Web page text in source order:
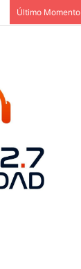
Último Momento